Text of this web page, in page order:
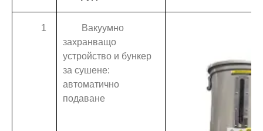
1
Вакуумно
захранващо
устройство и бункер
за сушене:
автоматично
подаване